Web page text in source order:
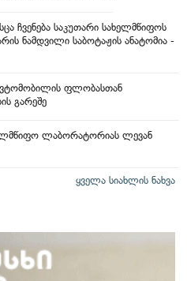
ჩვენება საკუთარი სახელმწიფოს
ნამდვილი საბოტაჟის ანატომია -
ფლობასთან
გარეშე
ლაბორატორიას ლევან
ყველა სიახლის ნახვა